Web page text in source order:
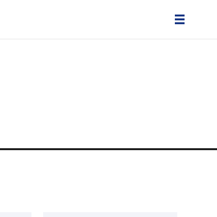
メニュー